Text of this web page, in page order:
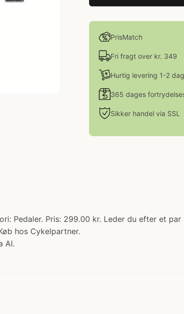
PrisMatch
Fri fragt over kr. 349
Hurtig levering 1-2
365 dages
Sikker handel via SSL
Pedaler. Pris: 299.00 kr. Leder du efter et
hos Cykelpartner.
AI.